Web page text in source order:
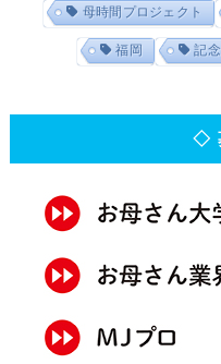
母時間プロジェクト
福岡 記
◇